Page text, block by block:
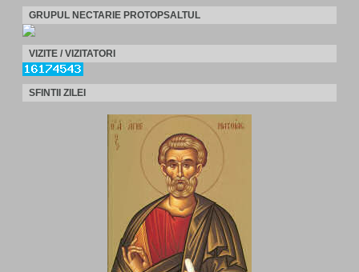
GRUPUL NECTARIE PROTOPSALTUL
VIZITE / VIZITATORI
SFINTII ZILEI